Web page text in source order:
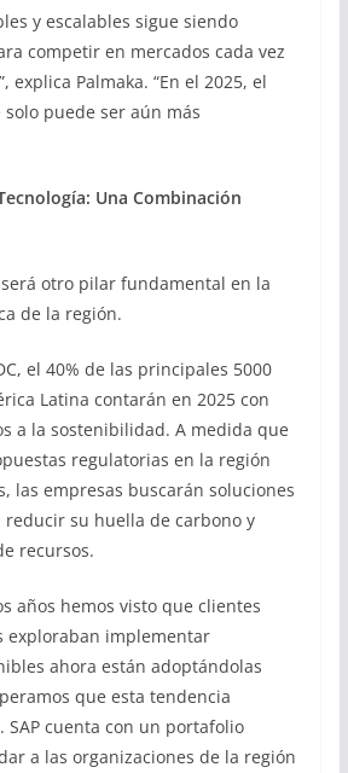
y escalables sigue siendo
competir en mercados cada vez
explica Palmaka. “En el 2025, el
puede ser aún más
Una Combinación
otro pilar fundamental en la
de la región.
el 40% de las principales 5000
Latina contarán en 2025 con
a la sostenibilidad. A medida que
regulatorias en la región
las empresas buscarán soluciones
reducir su huella de carbono y
recursos.
años hemos visto que clientes
exploraban implementar
ahora están adoptándolas
que esta tendencia
SAP cuenta con un portafolio
a las organizaciones de la región